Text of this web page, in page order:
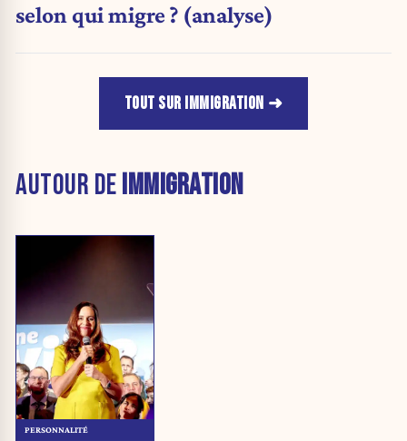
selon qui migre ? (analyse)
TOUT SUR IMMIGRATION
AUTOUR DEIMMIGRATION
PERSONNALITÉ